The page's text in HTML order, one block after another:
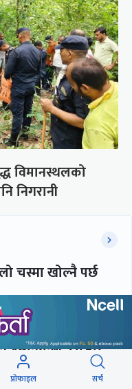
विमानस्थलको
निगरानी
चस्मा खोल्नै पर्छ
लाचार
प्रोफाइल सर्च